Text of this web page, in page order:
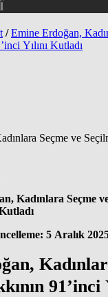
/ Emine Erdoğan,
Yılını Kutladı
Kadınlara Seçme
5 Aralık
91’inci